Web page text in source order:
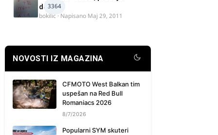
3364
delova
bokilic · Napisano Maj 29, 2011
NOVOSTI IZ MAGAZINA
CFMOTO West Balkan tim
uspešan na Red Bull
Romaniacs 2026
8/7/2026
Popularni SYM skuteri